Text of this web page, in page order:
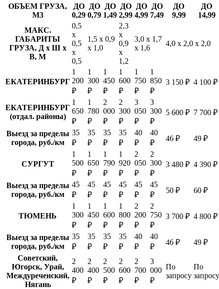
ОБЪЕМ ГРУЗА,
М3
ДО
0,29
ДО
0,79
ДО
1,49
ДО
2,99
ДО
4,99
ДО
7,49
ДО
9,99
ДО
14,99
МАКС.
ГАБАРИТЫ
ГРУЗА, Д х Ш х
В, М
0,5
х
0,5
х
0,5
1,5 х 0,9
х 1,0
2,3
х
0,9
х
1,2
3,0 х 1,7
х 1,6
4,0 х 2,0 х 2,0
ЕКАТЕРИНБУРГ
1
200
₽
1
300
₽
1
450
₽
1
600
₽
1
750
₽
1
850
₽
3 150 ₽ 4 100 ₽
ЕКАТЕРИНБУРГ
(отдал. районы)
1
650
₽
1
780
₽
2
000
₽
2
300
₽
3
050
₽
3
300
₽
5 600 ₽ 7 700 ₽
Выезд за пределы
города, руб./км
35
₽
35
₽
35
₽
35
₽
40
₽
40
₽
46 ₽ 49 ₽
СУРГУТ
1
500
₽
1
650
₽
1
790
₽
1
920
₽
2
050
₽
2
300
₽
3 480 ₽ 4 390 ₽
Выезд за пределы
города, руб./км
45
₽
45
₽
45
₽
45
₽
45
₽
45
₽
50 ₽ 60 ₽
ТЮМЕНЬ
1
300
₽
1
450
₽
1
600
₽
1
800
₽
2
200
₽
2
750
₽
3 700 ₽ 4 800 ₽
Выезд за пределы
города, руб./км
35
₽
35
₽
35
₽
35
₽
40
₽
40
₽
46 ₽
49 ₽
Советский,
Югорск, Урай,
Междуреченский,
Нягань
2
400
₽
2
400
₽
2
500
₽
2
600
₽
2
700
₽
3
000
₽
По
запросу
По
запросу